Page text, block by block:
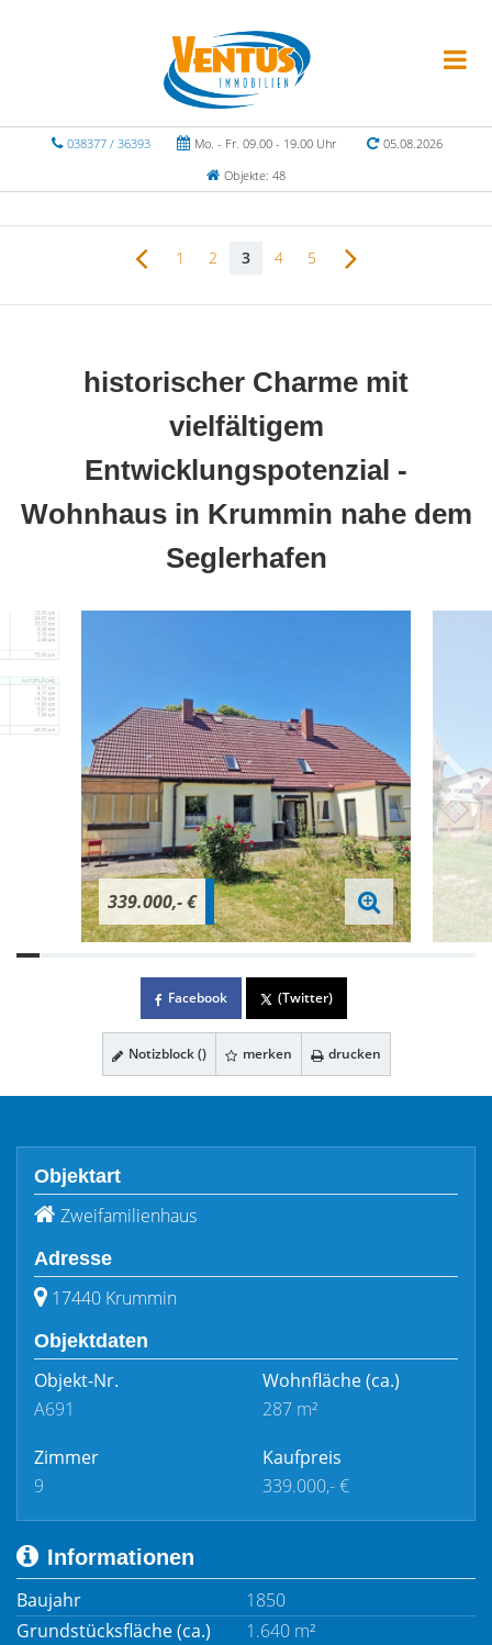
038377 / 36393 Mo. - Fr. 09.00 - 19.00 Uhr
05.08.2026
Objekte: 48
1 2 3 4 5
historischer Charme mit
vielfältigem
Entwicklungspotenzial -
Wohnhaus in Krummin nahe dem
Seglerhafen
339.000,- €
Facebook (Twitter)
Notizblock () merken drucken
Objektart
Zweifamilienhaus
Adresse
17440 Krummin
Objektdaten
Objekt-Nr.
A691
Wohnfläche(ca.)
287 m²
Zimmer
9
Kaufpreis
339.000,- €
Informationen
Baujahr
1850
Grundstücksfläche (ca.)
1.640 m²